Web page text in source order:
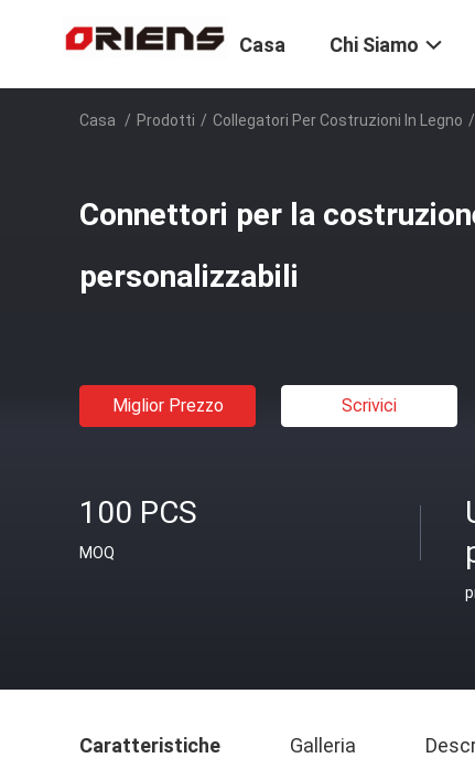
Casa Chi Siamo
Casa / Prodotti / Collegatori Per Costruzioni In Legno /
Connettori per la
personalizzabili
Miglior Prezzo Scrivici
100 PCS
MOQ
Caratteristiche Galleria